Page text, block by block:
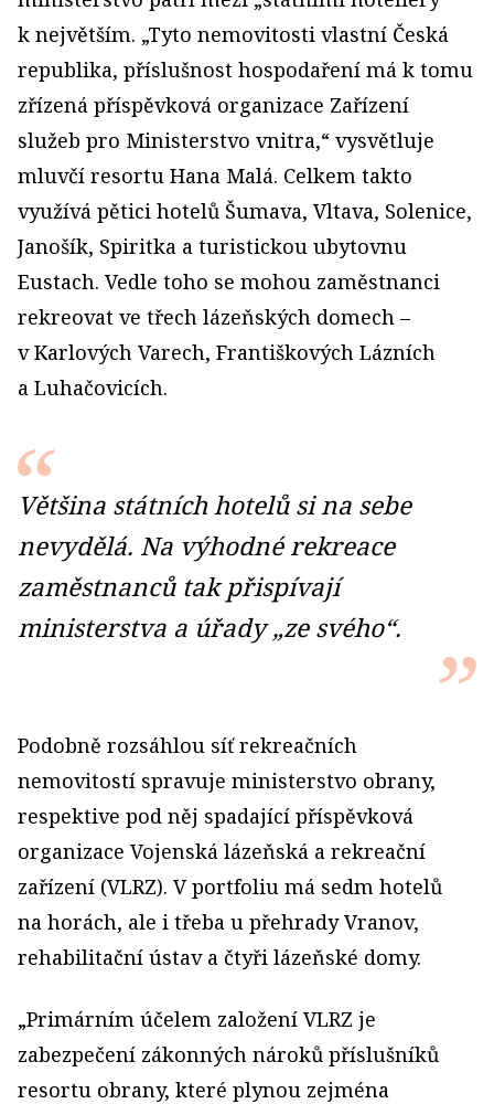
k největším. „Tyto nemovitosti vlastní Česká
republika, příslušnost hospodaření má k tomu
zřízená příspěvková organizace Zařízení
služeb pro Ministerstvo vnitra,“ vysvětluje
mluvčí resortu Hana Malá. Celkem takto
využívá pětici hotelů Šumava, Vltava, Solenice,
Janošík, Spiritka a turistickou ubytovnu
Eustach. Vedle toho se mohou zaměstnanci
rekreovat ve třech lázeňských domech –
v Karlových Varech, Františkových Lázních
a Luhačovicích.
Většina státních hotelů si na sebe
nevydělá. Na výhodné rekreace
zaměstnanců tak přispívají
ministerstva a úřady „ze svého“.
Podobně rozsáhlou síť rekreačních
nemovitostí spravuje ministerstvo obrany,
respektive pod něj spadající příspěvková
organizace Vojenská lázeňská a rekreační
zařízení (VLRZ). V portfoliu má sedm hotelů
na horách, ale i třeba u přehrady Vranov,
rehabilitační ústav a čtyři lázeňské domy.
„Primárním účelem založení VLRZ je
zabezpečení zákonných nároků příslušníků
resortu obrany, které plynou zejména